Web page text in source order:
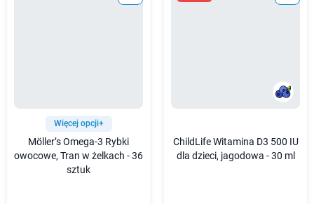
Więcej opcji+
Möller’s Omega-3 Rybki
owocowe, Tran w żelkach - 36
sztuk
ChildLife Witamina D3 500 IU
dla dzieci, jagodowa - 30 ml